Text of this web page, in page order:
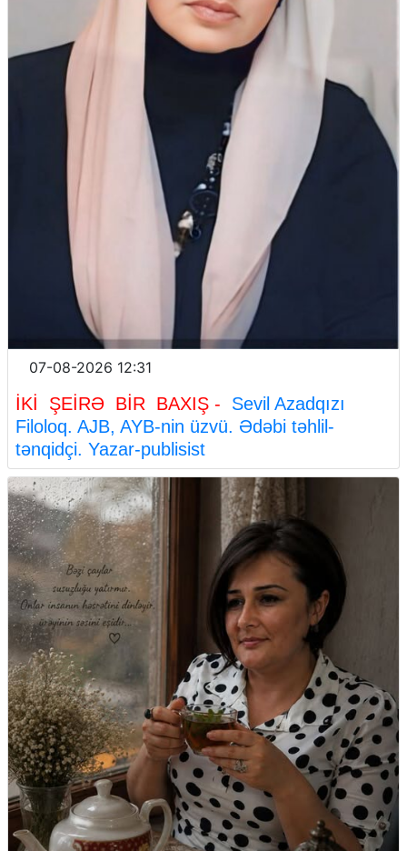
07-08-2026 12:31
İKİ ŞEİRƏ BİR BAXIŞ - Sevil Azadqızı
Filoloq. AJB, AYB-nin üzvü. Ədəbi təhlil-
tənqidçi. Yazar-publisist